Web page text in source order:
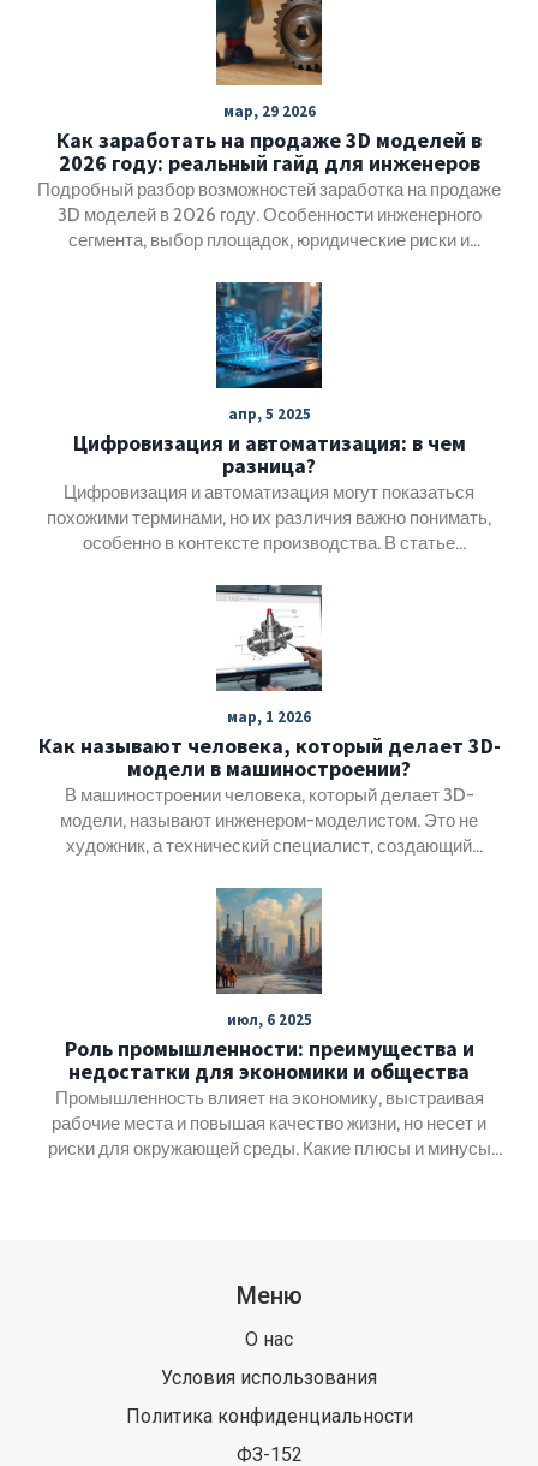
процессов. Также важно учитывать человеческий
фактор и обучать персонал. Применение
всеобъемлющих стратегий позволяет компаниям не
только поддерживать высокий уровень продукции, но и
повышать конкурентоспособность на рынке. В статье
рассматриваются ключевые аспекты и методы, которые
помогут в достижении этих целей.
мар, 29 2026
Как заработать на продаже 3D моделей в
2026 году: реальный гайд для инженеров
Подробный разбор возможностей заработка на продаже
3D моделей в 2026 году. Особенности инженерного
сегмента, выбор площадок, юридические риски и
апр, 5 2025
Цифровизация и автоматизация: в чем
разница?
Цифровизация и автоматизация могут показаться
похожими терминами, но их различия важно понимать,
особенно в контексте производства. В статье
и управлению, а автоматизация делает упор на
выполнение задач без вмешательства человека. Мы
сравним эти процессы и их значение для современной
промышленности, а также приведем реальные примеры
их применения. Узнаем, как они могут работать вместе
для улучшения производительности и эффективности
компаний.
мар, 1 2026
Как называют человека, который делает 3D-
модели в машиностроении?
В машиностроении человека, который делает 3D-
модели, называют инженером-моделистом. Это не
художник, а технический специалист, создающий
с CAD-системами, учитывает материалы, допуски и
технологии обработки - его модель становится основой
для станков и сборки.
июл, 6 2025
Роль промышленности: преимущества и
недостатки для экономики и общества
Промышленность влияет на экономику, выстраивая
рабочие места и повышая качество жизни, но несет и
риски для окружающей среды. Какие плюсы и минусы
Меню
О нас
Условия использования
Политика конфиденциальности
ФЗ-152